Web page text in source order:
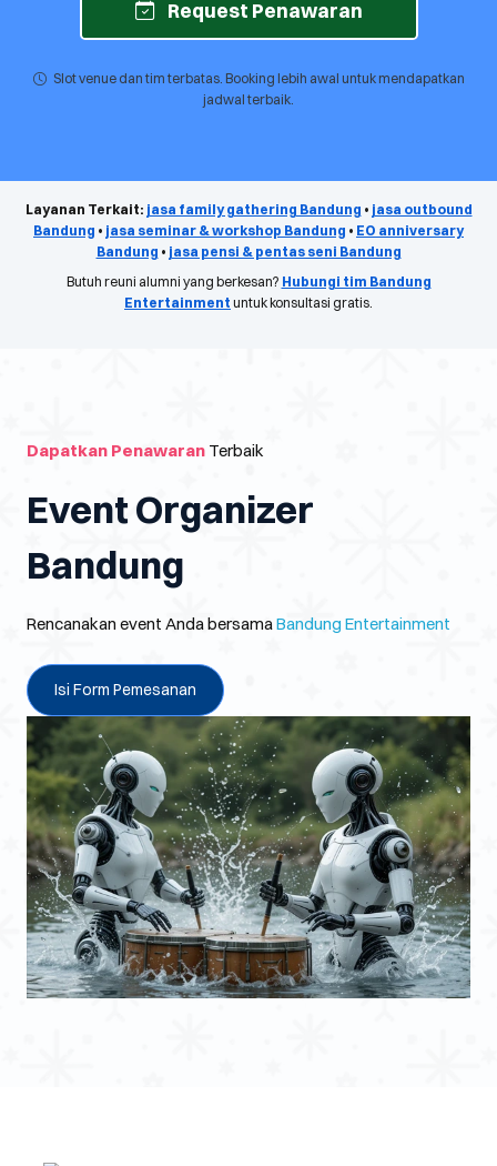
Request Penawaran
Slot venue dan tim terbatas. Booking lebih awal untuk mendapatkan
jadwal terbaik.
Layanan Terkait: jasa family gathering Bandung • jasa outbound
Bandung • jasa seminar & workshop Bandung • EO anniversary
Bandung • jasa pensi & pentas seni Bandung
Butuh reuni alumni yang berkesan? Hubungi tim Bandung
Entertainment untuk konsultasi gratis.
Dapatkan Penawaran Terbaik
Event Organizer
Bandung
Rencanakan event Anda bersamaBandung Entertainment
Isi Form Pemesanan